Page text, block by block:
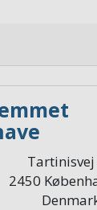
Tartinisvej
2450